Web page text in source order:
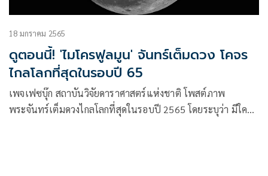
18 มกราคม 2565
ดูตอนนี้! 'ไมโครฟูลมูน' จันทร์เต็มดวง โคจร
ไกลโลกที่สุดในรอบปี 65
เพจเฟซบุ๊ก สถาบันวิจัยดาราศาสตร์แห่งชาติ โพสต์ภาพ
พระจันทร์เต็มดวงไกลโลกที่สุดในรอบปี 2565 โดยระบุว่า มีใคร